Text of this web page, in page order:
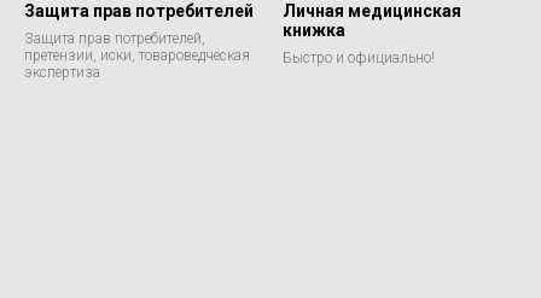
Защита прав потребителей
Защита прав потребителей,
претензии, иски, товароведческая
экспертиза
Личная медицинская
книжка
Быстро и официально!